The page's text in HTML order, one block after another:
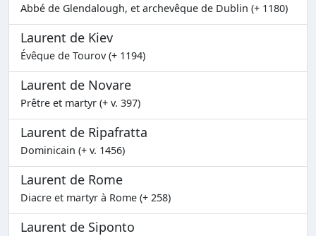
Abbé de Glendalough, et archevêque de Dublin (+ 1180)
Laurent de Kiev
Évêque de Tourov (+ 1194)
Laurent de Novare
Prêtre et martyr (+ v. 397)
Laurent de Ripafratta
Dominicain (+ v. 1456)
Laurent de Rome
Diacre et martyr à Rome (+ 258)
Laurent de Siponto